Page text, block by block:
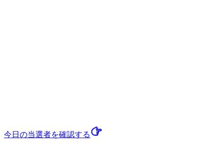
今日の当選者を確認する